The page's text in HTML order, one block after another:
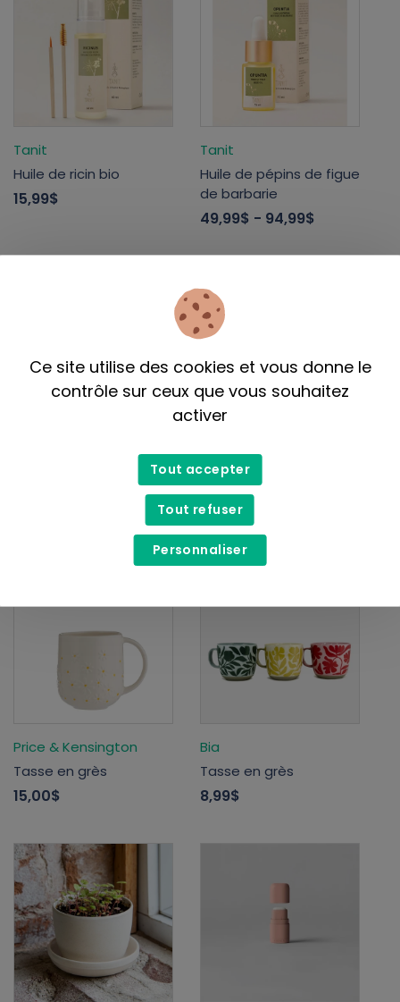
Tanit
Huile de ricin bio
15,99$
Tanit
Huile de pépins de figue
de barbarie
49,99$ - 94,99$
Masque de sommeil en
Bougie de soya
16,99$
Price & Kensington
Tasse en grès
15,00$
Bia
Tasse en grès
8,99$
Ce site utilise des cookies et vous donne le
contrôle sur ceux que vous souhaitez
activer
Tout accepter
Tout refuser
Personnaliser